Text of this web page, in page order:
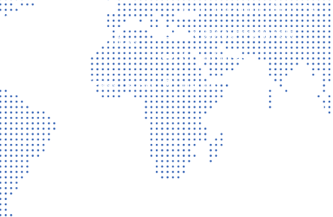
นโยบายเว็บไซต์
นโยบายการรักษาความมั่นคง
นโยบายคุ้มครองข้อมูลส่วนบุคคล
คุณธรรม และความโปร่งใส (ITA)
แบบประเมินความพึงพอใจ
รับเรื่องร้องเรียน
ถาม-ตอบ